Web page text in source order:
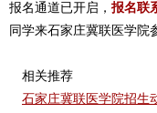
报名通道已开启，报名联
同学来石家庄冀联医学院
相关推荐
石家庄冀联医学院招生